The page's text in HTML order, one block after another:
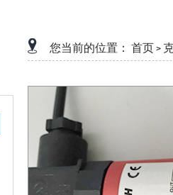
您当前的位置： 首页 >